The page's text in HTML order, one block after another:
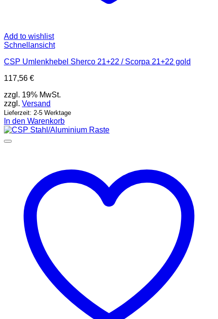
Add to wishlist
Schnellansicht
CSP Umlenkhebel Sherco 21+22 / Scorpa 21+22 gold
117,56 €
zzgl. 19% MwSt.
zzgl. Versand
Lieferzeit: 2-5 Werktage
In den Warenkorb